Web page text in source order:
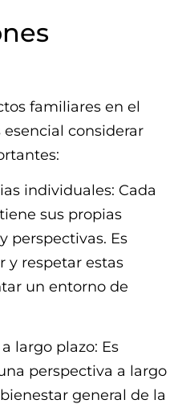
familiares en el
considerar
individuales: Cada
sus propias
perspectivas. Es
y respetar estas
un entorno de
largo plazo: Es
perspectiva a largo
general de la